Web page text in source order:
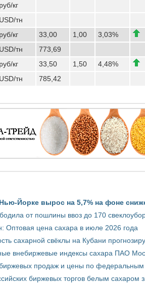
руб/кг
USD/тн
руб/кг 33,00 1,00
3,03%
USD/тн
773,69
руб/кг 33,50 1,50
4,48%
USD/тн
785,42
Йорке вырос на 5,7% на фоне
от пошлины ввоз до 170
Оптовая цена сахара в июле 2026 года
сахарной свёклы на Кубани
внебиржевые индексы сахара ПАО
продаж и цены по федеральным
биржевых торгов белым сахаром